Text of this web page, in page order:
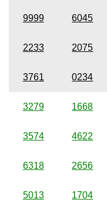
9999 6045
2233 2075
3761 0234
3279 1668
3574 4622
6318 2656
5013 1704